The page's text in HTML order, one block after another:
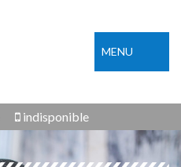
MENU
indisponible